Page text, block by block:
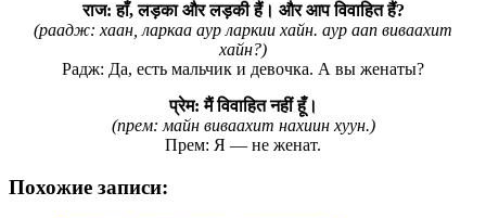
राज: हाँ, लड़का और लड़की हैं। और आप विवाहित हैं?
(раадж: хаан, ларкаа аур ларкии хайн. аур аап виваахит
хайн?)
Радж: Да, есть мальчик и девочка. А вы женаты?
प्रेम: मैं विवाहित नहीं हूँ।
(прем: майн виваахит нахиин хуун.)
Прем: Я — не женат.
Похожие записи: